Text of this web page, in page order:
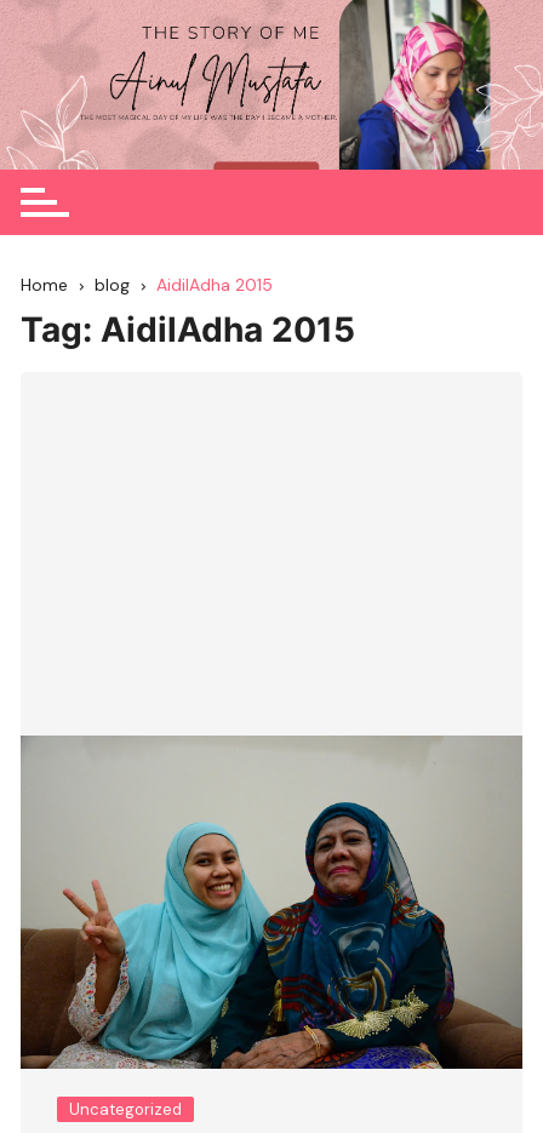
Skip
to
content
Home blog AidilAdha 2015
Tag:AidilAdha 2015
Uncategorized